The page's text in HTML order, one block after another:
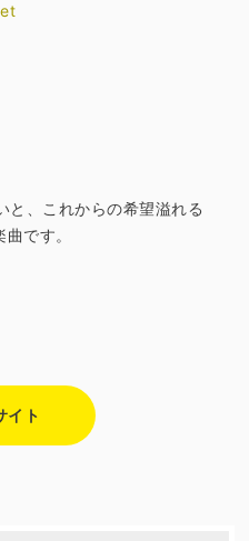
と、これからの希望溢れる
です。
イト